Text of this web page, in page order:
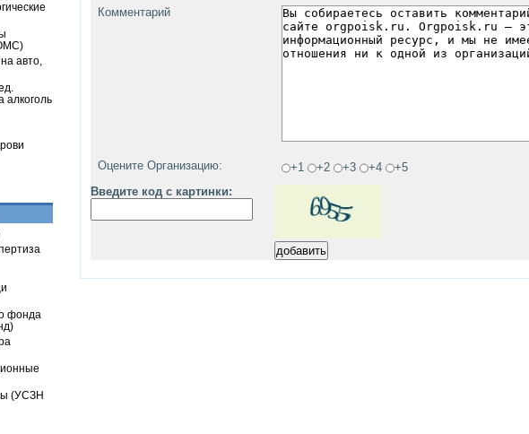
Комментарий
Оцените Организацию: +1 +2 +3 +4
+5
Введите код с картинки:
авто,
алкоголь
фонда
(УСЗН